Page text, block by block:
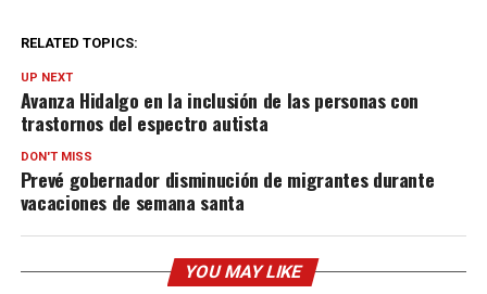
RELATED TOPICS:
UP NEXT
Avanza Hidalgo en la inclusión de las personas con
trastornos del espectro autista
DON'T MISS
Prevé gobernador disminución de migrantes durante
vacaciones de semana santa
YOU MAY LIKE